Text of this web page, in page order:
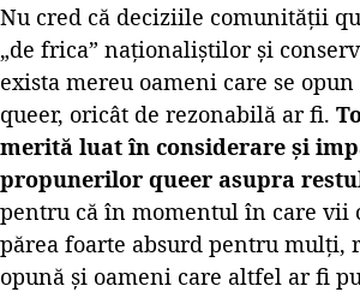
Nu cred că deciziile comunității
„de frica” naționaliștilor și
exista mereu oameni care se
queer, oricât de rezonabilă ar fi.
merită luat în considerare și
propunerilor queer asupra
pentru că în momentul în care vii
părea foarte absurd pentru mulți,
opună și oameni care altfel ar fi